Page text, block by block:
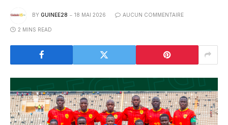
BY GUINEE28 18 MAI 2026 AUCUN COMMENTAIRE
2 MINS READ